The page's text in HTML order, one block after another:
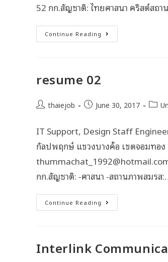
52 กก.สัญชาติ: ไทยศาสนา คริสต์สถ
Continue Reading
resume 02
thaiejob June 30, 2017
IT Support, Design Staff
กัลปพฤกษ์ แขวงบางค้อ เขตจอมทอ
กก.สัญชาติ: -ศาสนา -สถานภาพสมรส
Continue Reading
Interlink